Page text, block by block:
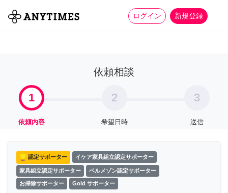
ログイン 新規登録
全て 家事 more_horiz
依頼相談
1
依頼内容
2
希望日時
3
送信
認定サポーター イケア家具組立認定サポーター
家具組立認定サポーター ベルメゾン認定サポーター
お掃除サポーター Gold サポーター